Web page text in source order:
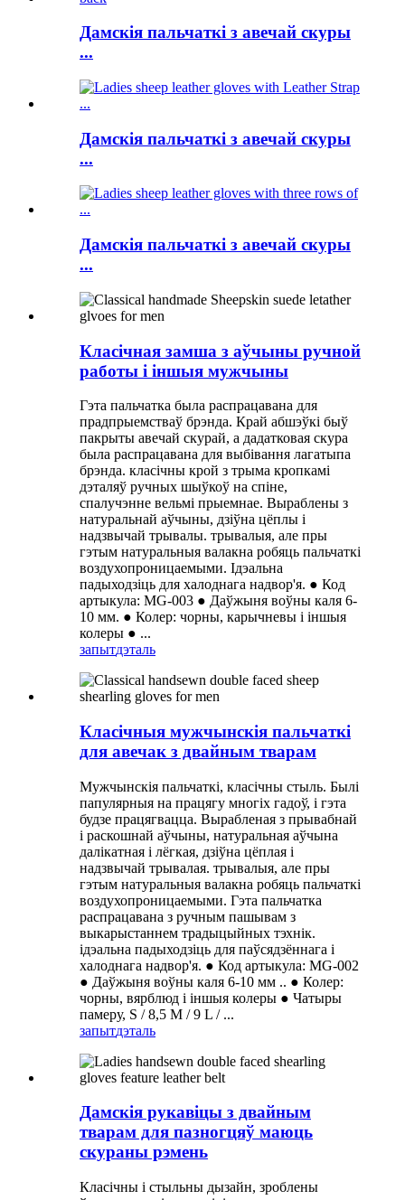
Дамскія пальчаткі з авечай скуры
...
Дамскія пальчаткі з авечай скуры
...
Дамскія пальчаткі з авечай скуры
...
Класічная замша з аўчыны ручной
работы і іншыя мужчыны
Гэта пальчатка была распрацавана для
прадпрыемстваў брэнда. Край абшэўкі быў
пакрыты авечай скурай, а дадатковая скура
была распрацавана для выбівання лагатыпа
брэнда. класічны крой з трыма кропкамі
дэталяў ручных шыўкоў на спіне,
спалучэнне вельмі прыемнае. Выраблены з
натуральнай аўчыны, дзіўна цёплы і
надзвычай трывалы. трывалыя, але пры
гэтым натуральныя валакна робяць пальчаткі
воздухопроницаемыми. Ідэальна
падыходзіць для халоднага надвор'я. ● Код
артыкула: MG-003 ● Даўжыня воўны каля 6-
10 мм. ● Колер: чорны, карычневы і іншыя
колеры ● ...
запытдэталь
Класічныя мужчынскія пальчаткі
для авечак з двайным тварам
Мужчынскія пальчаткі, класічны стыль. Былі
папулярныя на працягу многіх гадоў, і гэта
будзе працягвацца. Вырабленая з прывабнай
і раскошнай аўчыны, натуральная аўчына
далікатная і лёгкая, дзіўна цёплая і
надзвычай трывалая. трывалыя, але пры
гэтым натуральныя валакна робяць пальчаткі
воздухопроницаемыми. Гэта пальчатка
распрацавана з ручным пашывам з
выкарыстаннем традыцыйных тэхнік.
ідэальна падыходзіць для паўсядзённага і
халоднага надвор'я. ● Код артыкула: MG-002
● Даўжыня воўны каля 6-10 мм .. ● Колер:
чорны, вярблюд і іншыя колеры ● Чатыры
памеру, S / 8,5 M / 9 L / ...
запытдэталь
Дамскія рукавіцы з двайным
тварам для пазногцяў маюць
скураны рэмень
Класічны і стыльны дызайн, зроблены